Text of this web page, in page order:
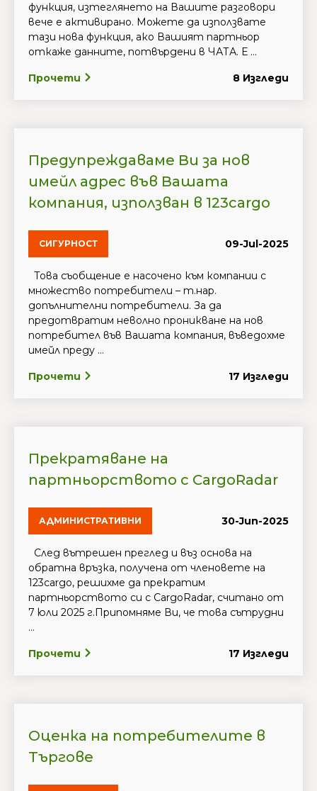
функция, изтеглянето на Вашите разговори
вече е активирано. Можете да използвате
тази нова функция, ако Вашият партньор
откаже данните, потвърдени в ЧАТА. Е ...
Прочети 8 Изгледи
Предупреждаваме Ви за нов
имейл адрес във Вашата
компания, използван в 123cargo
СИГУРНОСТ 09-Jul-2025
Това съобщение е насочено към компании с
множество потребители – т.нар.
допълнителни потребители. За да
предотвратим неволно проникване на нов
потребител във Вашата компания, въведохме
имейл преду ...
Прочети 17 Изгледи
Прекратяване на
партньорството с CargoRadar
АДМИНИСТРАТИВНИ 30-Jun-2025
След вътрешен преглед и въз основа на
обратна връзка, получена от членовете на
123cargo, решихме да прекратим
партньорството си с CargoRadar, считано от
7 юли 2025 г.Припомняме Ви, че това сътрудни
...
Прочети 17 Изгледи
Оценка на потребителите в
Търгове